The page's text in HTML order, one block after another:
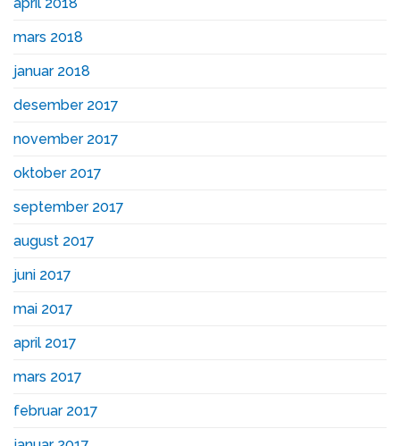
mars 2018
januar 2018
desember 2017
november 2017
oktober 2017
september 2017
august 2017
juni 2017
mai 2017
april 2017
mars 2017
februar 2017